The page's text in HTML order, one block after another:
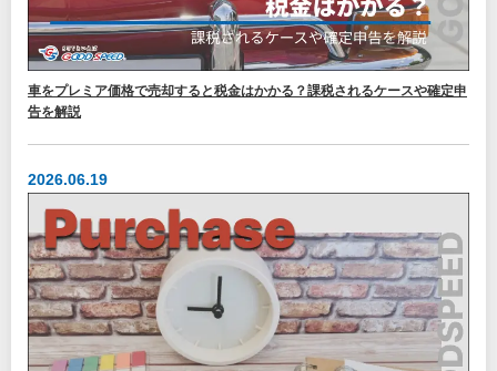
車をプレミア価格で売却すると税金はかかる？課税されるケースや確定申
告を解説
2026.06.19